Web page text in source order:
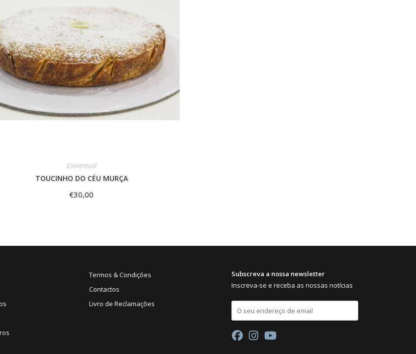
Conventual
TOUCINHO DO CÉU MURÇA
€30,00
Termos & Condições
Contactos
Livro de Reclamações
Subscreva a nossa newsletter
Inscreva-se e receba as nossas notícias
E
a
l